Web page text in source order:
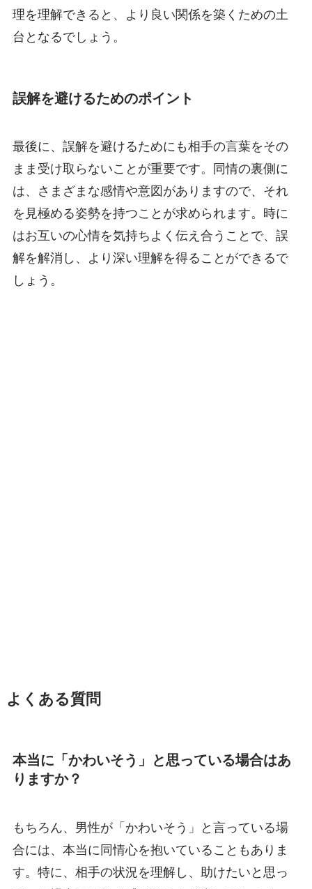
理を理解できると、より良い関係を築くための土
台となるでしょう。
誤解を避けるためのポイント
最後に、誤解を避けるためにも相手の言葉をその
まま受け取らないことが重要です。同情の裏側に
は、さまざまな感情や意図がありますので、それ
を見極める姿勢を持つことが求められます。時に
はお互いの心情を気持ちよく伝え合うことで、誤
解を解消し、より深い理解を得ることができるで
しょう。
よくある質問
本当に「かわいそう」と思っている場合はあ
りますか？
もちろん、男性が「かわいそう」と言っている場
合には、本当に同情心を抱いていることもありま
す。特に、相手の状況を理解し、助けたいと思っ